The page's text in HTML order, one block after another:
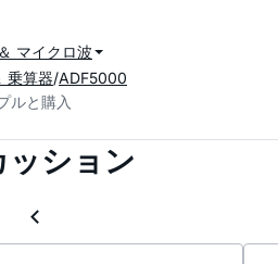
マイクロ波
乗算器 ADF5000
ルと購入
ション